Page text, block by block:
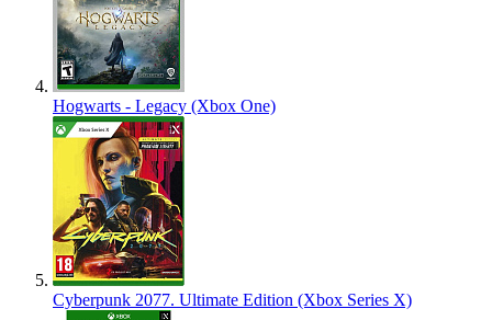
Hogwarts - Legacy (Xbox One)
Cyberpunk 2077. Ultimate Edition (Xbox Series X)